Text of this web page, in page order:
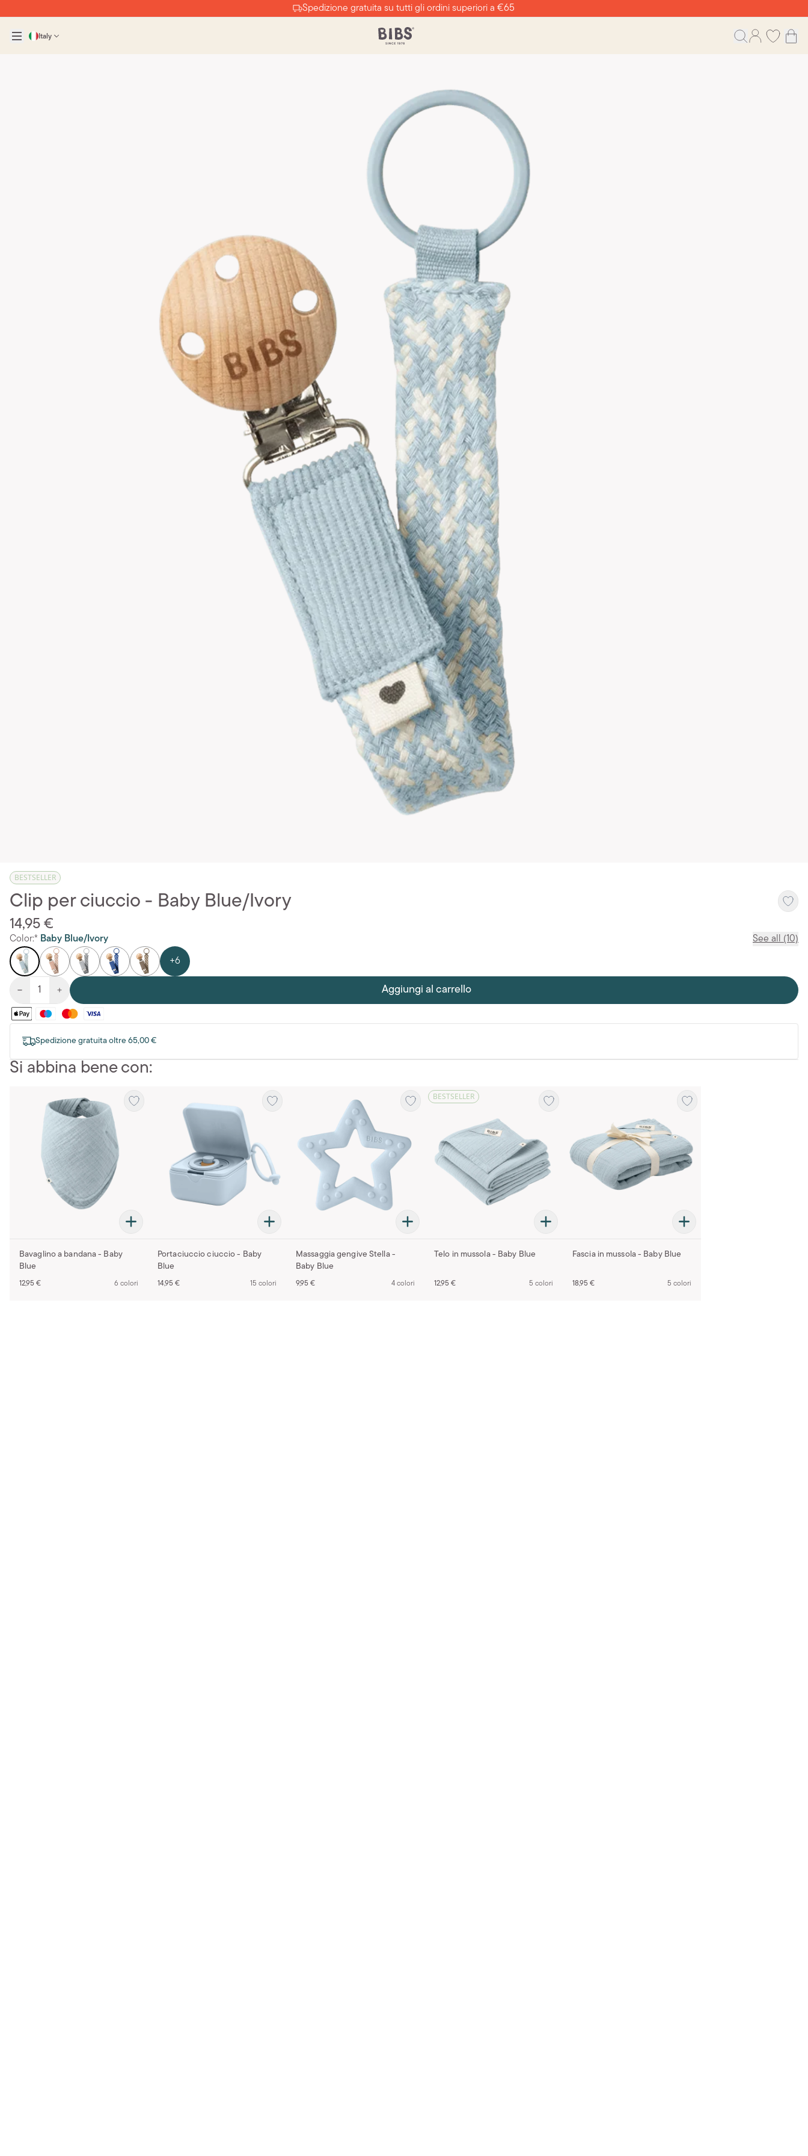
Spedizione gratuita su tutti gli ordini superiori a €65
Italy
BESTSELLER
Clip per ciuccio - Baby Blue/Ivory
14,95 €
Color:* Baby Blue/Ivory See all (10)
+6
Aggiungi al carrello
Spedizione gratuita oltre 65,00 €
Si abbina bene con:
Bavaglino a bandana - Baby
Blue
12,95 € 6 colori
Portaciuccio ciuccio - Baby
Blue
14,95 € 15 colori
Massaggia gengive Stella -
Baby Blue
9,95 € 4 colori
BESTSELLER
Telo in mussola - Baby Blue
12,95 € 5 colori
Fascia in mussola - Baby Blue
18,95 € 5 colori